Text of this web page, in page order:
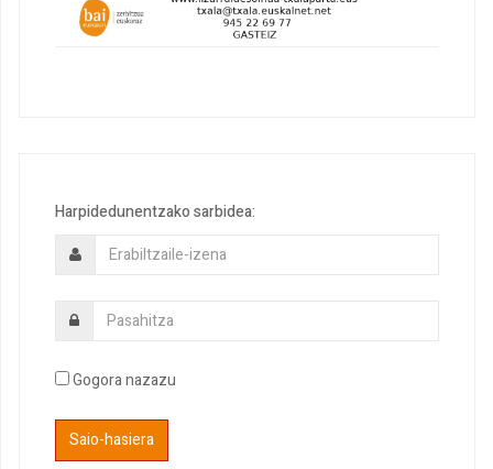
Harpidedunentzako sarbidea:
Gogora nazazu